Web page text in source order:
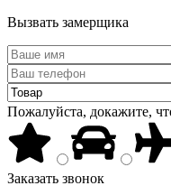
Вызвать замерщика
Пожалуйста, докажите,
Заказать звонок